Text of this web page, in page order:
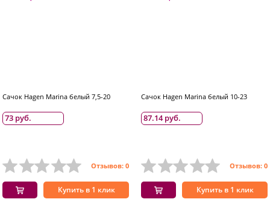
Сачок Hagen Marina белый 7,5-20
73 руб.
Отзывов: 0
Купить в 1 клик
Сачок Hagen Marina белый 10-23
87.14 руб.
Отзывов: 0
Купить в 1 клик